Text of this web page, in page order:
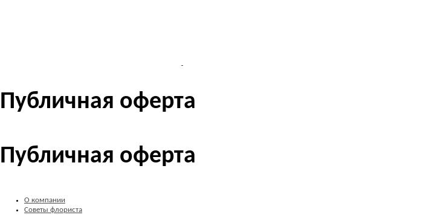
Публичная оферта
Публичная оферта
О компании
Советы флориста